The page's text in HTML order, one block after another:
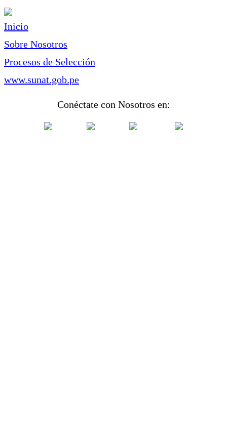
Inicio
Sobre Nosotros
Procesos de Selección
www.sunat.gob.pe
Conéctate con Nosotros en: